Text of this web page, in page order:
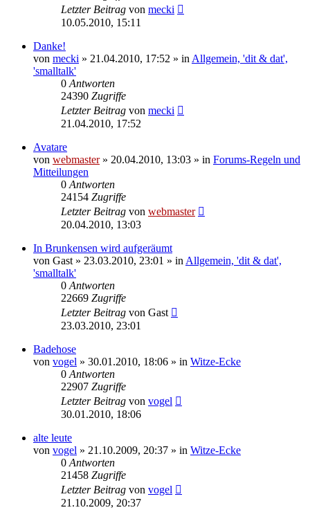
Letzter Beitrag von mecki
10.05.2010, 15:11
Danke!
von mecki » 21.04.2010, 17:52 » in Allgemein, 'dit & dat',
'smalltalk'
0 Antworten
24390 Zugriffe
Letzter Beitrag von mecki
21.04.2010, 17:52
Avatare
von webmaster» 20.04.2010, 13:03 » in Forums-Regeln und
Mitteilungen
0 Antworten
24154 Zugriffe
Letzter Beitrag von webmaster
20.04.2010, 13:03
In Brunkensen wird aufgeräumt
von Gast » 23.03.2010, 23:01 » in Allgemein, 'dit & dat',
'smalltalk'
0 Antworten
22669 Zugriffe
Letzter Beitrag von Gast
23.03.2010, 23:01
Badehose
von vogel » 30.01.2010, 18:06 » in Witze-Ecke
0 Antworten
22907 Zugriffe
Letzter Beitrag von vogel
30.01.2010, 18:06
alte leute
von vogel » 21.10.2009, 20:37 » in Witze-Ecke
0 Antworten
21458 Zugriffe
Letzter Beitrag von vogel
21.10.2009, 20:37